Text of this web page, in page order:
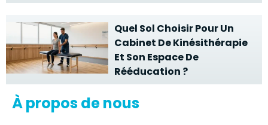
Quel Sol Choisir Pour Un
Cabinet De Kinésithérapie
Et Son Espace De
Rééducation ?
À propos de nous